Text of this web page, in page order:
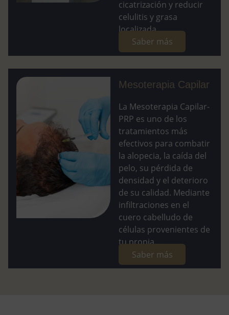
cicatrización y reducir
celulitis y grasa
localizada....
Saber más
Mesoterapia Capilar
La Mesoterapia Capilar-
PRP es uno de los
tratamientos más
efectivos para combatir
la alopecia, la caída del
pelo, su pérdida de
densidad y el deterioro
de su calidad. Mediante
infiltraciones en el
cuero cabelludo de
células provenientes de
tu propia...
Saber más